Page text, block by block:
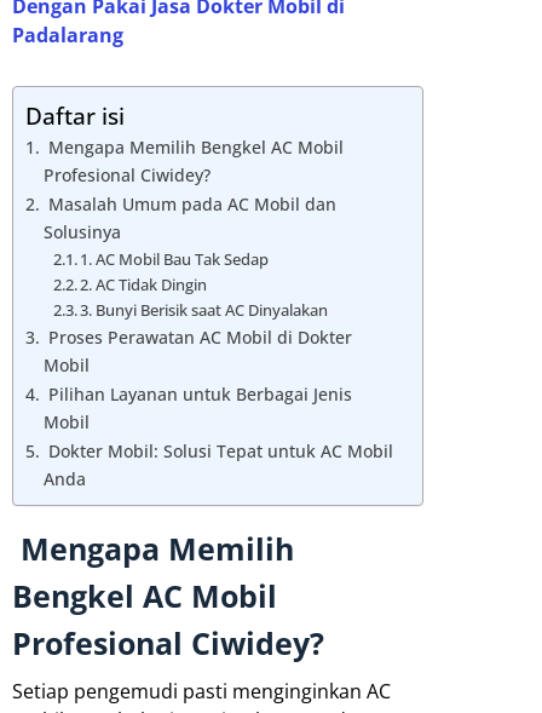
Dengan Pakai Jasa Dokter Mobil di
Padalarang
Daftar isi
Mengapa Memilih Bengkel AC Mobil
Profesional Ciwidey?
Masalah Umum pada AC Mobil dan
Solusinya
1. AC Mobil Bau Tak Sedap
2. AC Tidak Dingin
3. Bunyi Berisik saat AC Dinyalakan
Proses Perawatan AC Mobil di Dokter
Mobil
Pilihan Layanan untuk Berbagai Jenis
Mobil
Dokter Mobil: Solusi Tepat untuk AC Mobil
Anda
Mengapa Memilih
Bengkel AC Mobil
Profesional Ciwidey?
Setiap pengemudi pasti menginginkan AC